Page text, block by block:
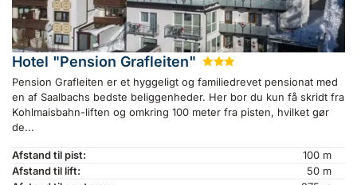
Hotel "Pension Grafleiten" ★★
Pension Grafleiten er et hyggeligt og familiedrevet pensionat med
en af Saalbachs bedste beliggenheder. Her bor du kun få skridt fra
Kohlmaisbahn-liften og omkring 100 meter fra pisten, hvilket gør
de...
Afstand til pist:
100 m
Afstand til lift:
50 m